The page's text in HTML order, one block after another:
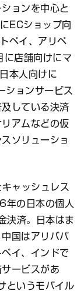
ョンを中心と
ECショップ向
ペイ、アリペ
店舗向けにマ
本人向けに
ョンサービス
している決済
アムなどの仮
ソリューショ
ャッシュレス
年の日本の個人
済。日本はま
国はアリババ
イ、インドで
ービスがあ
というモバイル